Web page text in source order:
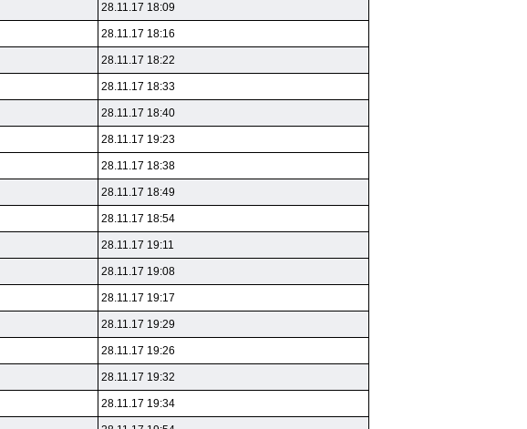
28.11.17 18:09
28.11.17 18:16
28.11.17 18:22
28.11.17 18:33
28.11.17 18:40
28.11.17 19:23
28.11.17 18:38
28.11.17 18:49
28.11.17 18:54
28.11.17 19:11
28.11.17 19:08
28.11.17 19:17
28.11.17 19:29
28.11.17 19:26
28.11.17 19:32
28.11.17 19:34